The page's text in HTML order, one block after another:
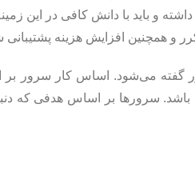
و باید با دانش کافی در این
و همچنین افزایش هزینه پشتیبانی
گفته می‌شود. اساس کار سرور بر
باشد. سرورها بر اساس هدفی که